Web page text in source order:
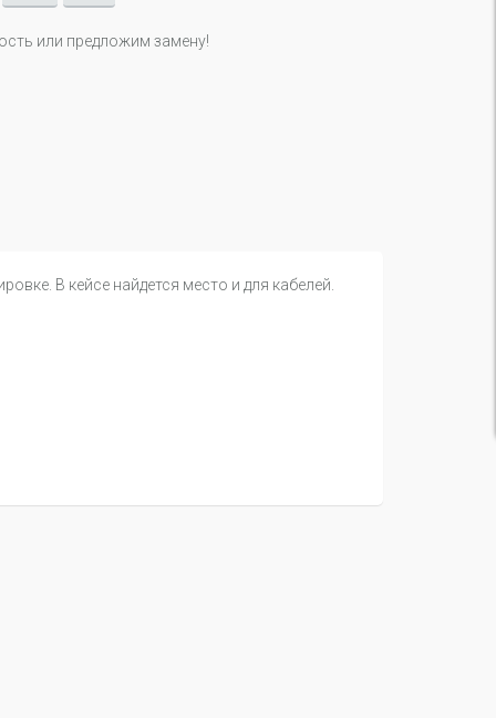
или предложим замену!
В кейсе найдется место и для кабелей.